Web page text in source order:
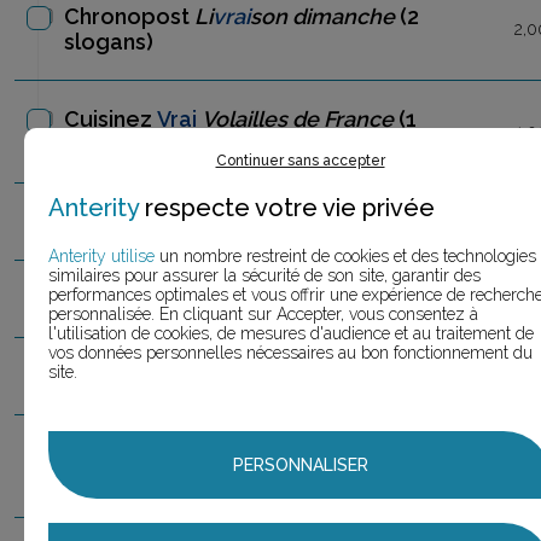
Chronopost Livraison dimanche(2
slogans)
Cuisinez Vrai Volailles de France(1
Dartyli vraison(1 slogan)
Epedalivraison express(1 slogan)
Fnac
vraison bonheur
Continuer sans accepter
Anterityrespecte votre vie privée
Anterity utilise un nombre restreint de cookies et des technologies
similaires pour assurer la sécurité de son site, garantir des
performances optimales et vous offrir une expérience de
personnalisée. En cliquant sur Accepter, vous consentez à
l'utilisation de cookies, de mesures d'audience et au traitement de
vos données personnelles nécessaires au bon fonctionnement du
site.
PERSONNALISER